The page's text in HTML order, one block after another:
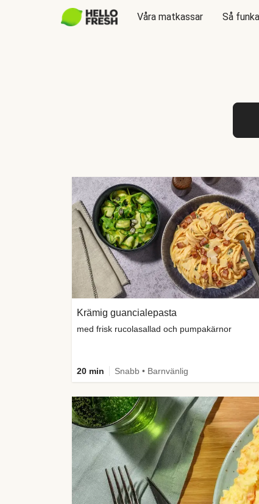
Våra matkassar Så
Krämig guancialepasta
med frisk rucolasallad och pumpakärnor
20 min Snabb • Barnvänlig